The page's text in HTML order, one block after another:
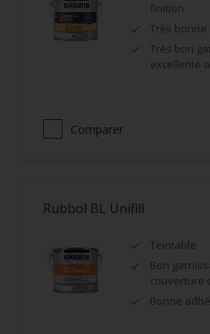
finition
Très bonne
Très bon
excellente
Comparer
Rubbol BL Unifill
Teintable
Bon
couverture
Bonne